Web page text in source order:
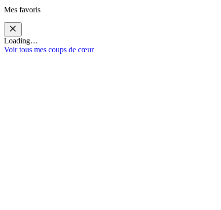
Mes favoris
Loading…
Voir tous mes coups de cœur